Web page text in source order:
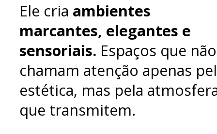
Ele cria ambientes
marcantes, elegantes e
sensoriais. Espaços que não
chamam atenção apenas
estética, mas pela
que transmitem.